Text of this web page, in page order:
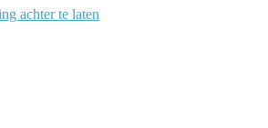
achter te laten